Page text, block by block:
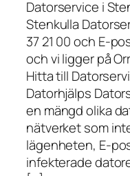
Datorservice i
Stenkulla
37 21 00 och E-
och vi ligger på
Hitta till
Datorhjälps
en mängd olika
nätverket som
lägenheten, E-
infekterade